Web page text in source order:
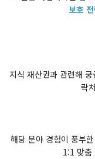
보호
지식 재산권과 관련해
락
해당 분야 경험이 풍부
1:1 맞춤